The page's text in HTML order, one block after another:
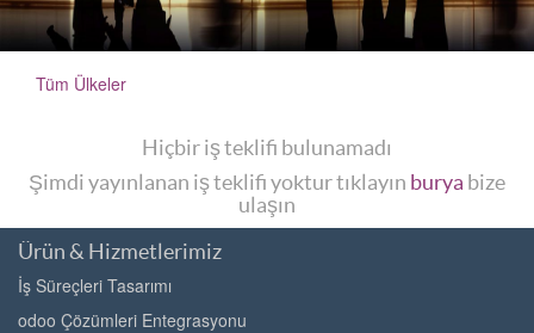
Tüm Ülkeler
Hiçbir iş teklifi bulunamadı
Şimdi yayınlanan iş teklifi yoktur tıklayın burya bize
ulaşın
Ürün & Hizmetlerimiz
İş Süreçleri Tasarımı
odoo Çözümleri Entegrasyonu